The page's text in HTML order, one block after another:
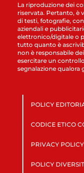
La riproduzione dei
riservata. Pertanto, è
di testi, fotografie,
aziendali e
elettronico/digitale o
tutto quanto è
non è responsabile
esercitare un
segnalazione qualora
POLICY
CODICE ETICO
PRIVACY POLICY
POLICY